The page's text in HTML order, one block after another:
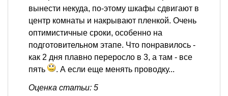
вынести некуда, по-этому шкафы сдвигают в
центр комнаты и накрывают пленкой. Очень
оптимистичные сроки, особенно на
подготовительном этапе. Что понравилось -
как 2 дня плавно переросло в 3, а там - все
пять
. А если еще менять проводку...
Оценка статьи: 5